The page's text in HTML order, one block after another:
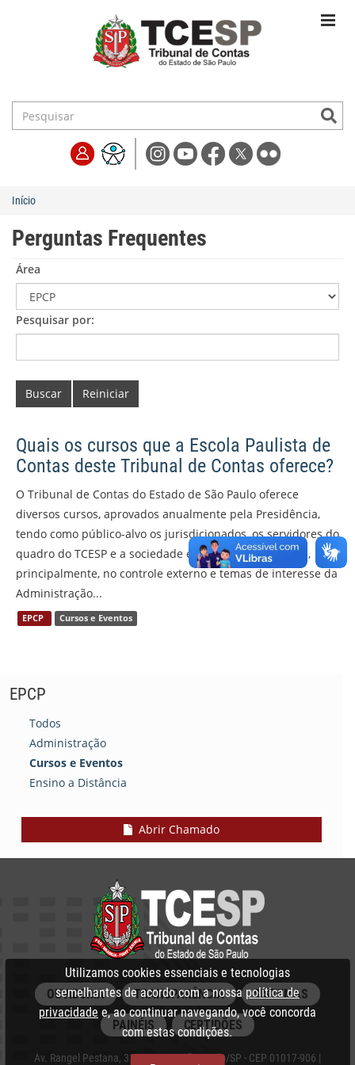
Início
Perguntas Frequentes
Área
Pesquisar por:
Buscar Reiniciar
Quais os cursos que a Escola Paulista de
Contas deste Tribunal de Contas oferece?
O Tribunal de Contas do Estado de São Paulo oferece
diversos cursos, aprovados anualmente pela Presidência,
tendo como público-alvo os jurisdicionados, os servidores do
quadro do TCESP e a sociedade em geral, com enfoque,
principalmente, no controle externo e temas de interesse da
Administração...
EPCP Cursos e Eventos
EPCP
Todos
Administração
Cursos e Eventos
Ensino a Distância
Abrir Chamado
OUVIDORIA TRANSPARÊNCIA SISTEMAS
PAINÉIS CERTIDÕES
Av. Rangel Pestana, 315 - Centro, São Paulo/SP - CEP 01017-906 |
Utilizamos cookies essenciais e tecnologias
semelhantes de acordo com a nossapolítica de
privacidade e, ao continuar navegando, você concorda
com estas condições.